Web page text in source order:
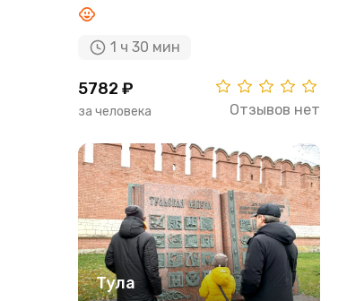
1 ч 30 мин
5782 ₽
за человека Отзывов нет
Тула